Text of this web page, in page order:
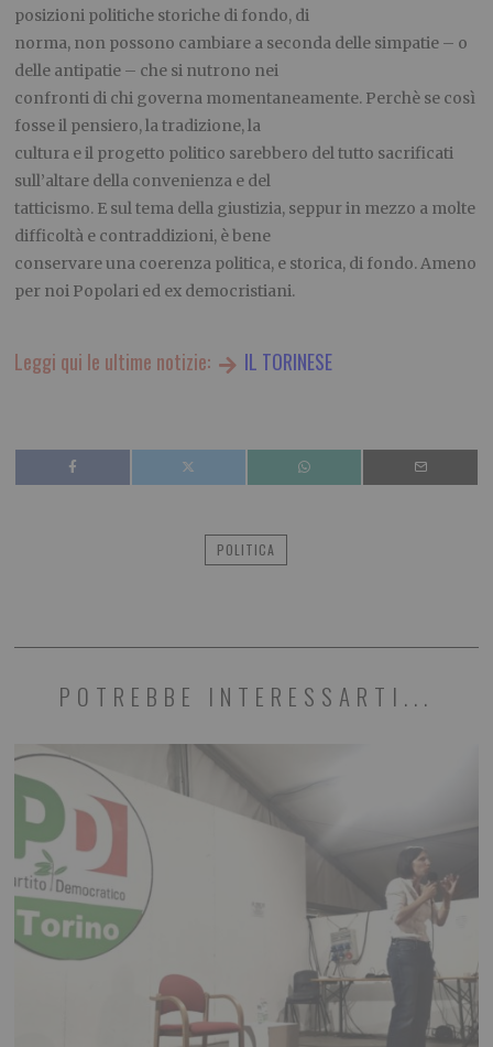
posizioni politiche storiche di fondo, di
norma, non possono cambiare a seconda delle simpatie – o
delle antipatie – che si nutrono nei
confronti di chi governa momentaneamente. Perchè se così
fosse il pensiero, la tradizione, la
cultura e il progetto politico sarebbero del tutto sacrificati
sull’altare della convenienza e del
tatticismo. E sul tema della giustizia, seppur in mezzo a molte
difficoltà e contraddizioni, è bene
conservare una coerenza politica, e storica, di fondo. Ameno
per noi Popolari ed ex democristiani.
Leggi qui le ultime notizie: IL TORINESE
POLITICA
POTREBBE INTERESSARTI...